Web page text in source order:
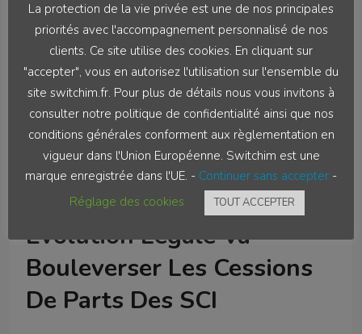
« Beaucoup De Biens
Immobiliers Passent De
Main En Main, Sous Les
Radars, Ce N’est Pas
Propre » : Cette Discrète
Évolution Légale Va
Bouleverser Les Cessions
De Parts Des SCI
La protection de la vie privée est une de nos principales
priorités avec l'accompagnement personnalisé de nos
clients. Ce site utilise des cookies. En cliquant sur
"accepter", vous en autorisez l'utilisation sur l'ensemble du
site switchim.fr. Pour plus de détails nous vous invitons à
consulter notre politique de confidentialité ainsi que nos
conditions générales conforment aux règlementation en
vigueur dans l'Union Européenne. Switchim est une
marque enregistrée dans l'UE. - Continuer sans accepter -
Réglage des cookies
TOUT ACCEPTER